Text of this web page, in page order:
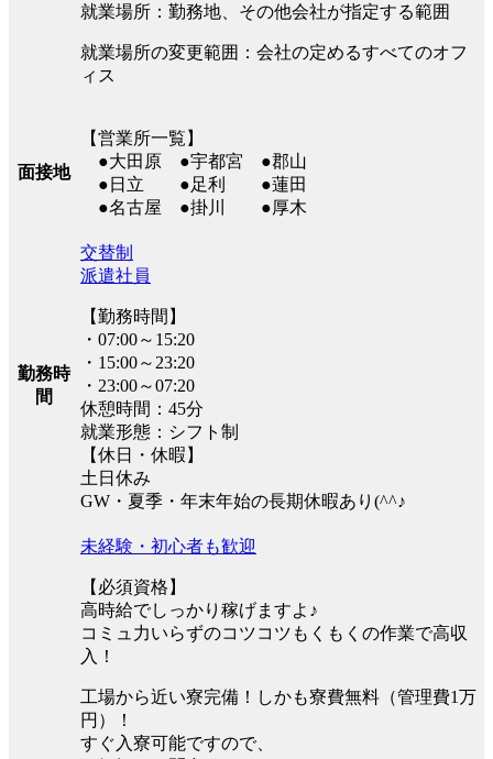
就業場所：勤務地、その他会社が指定する範囲
就業場所の変更範囲：会社の定めるすべてのオフ
ィス
面接地
【営業所一覧】
●大田原 ●宇都宮 ●郡山
●日立 ●足利 ●蓮田
●名古屋 ●掛川 ●厚木
勤務時
間
交替制
派遣社員
【勤務時間】
・07:00～15:20
・15:00～23:20
・23:00～07:20
休憩時間：45分
就業形態：シフト制
【休日・休暇】
土日休み
GW・夏季・年末年始の長期休暇あり(^^♪
未経験・初心者も歓迎
【必須資格】
高時給でしっかり稼げますよ♪
コミュ力いらずのコツコツもくもくの作業で高収
入！
工場から近い寮完備！しかも寮費無料（管理費1万
円）！
すぐ入寮可能ですので、